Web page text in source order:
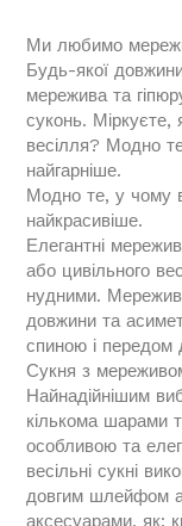
Ми любимо
Будь-якої
мережива та
суконь. Міркуєте,
весілля? Модно
найгарніше.
Модно те, у чому
найкрасивіше.
Елегантні
або цивільного
нудними.
довжини та
спиною і передом
Сукня з
Найнадійнішим
кількома шарами
особливою та
весільні сукні
довгим шлейфом
аксесуарами, як: